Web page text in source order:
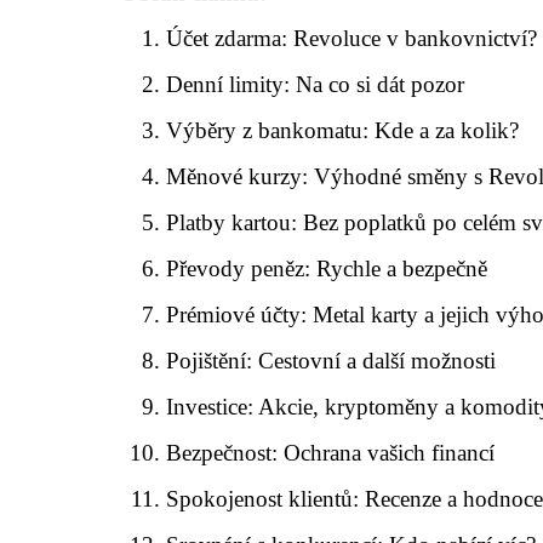
Účet zdarma: Revoluce v bankovnictví?
Denní limity: Na co si dát pozor
Výběry z bankomatu: Kde a za kolik?
Měnové kurzy: Výhodné směny s
Platby kartou: Bez poplatků po celém
Převody peněz: Rychle a bezpečně
Prémiové účty: Metal karty a jejich
Pojištění: Cestovní a další možnosti
Investice: Akcie, kryptoměny a
Bezpečnost: Ochrana vašich financí
Spokojenost klientů: Recenze a